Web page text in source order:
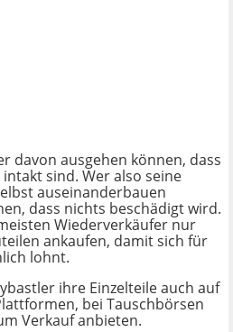
davon ausgehen können, dass
sind. Wer also seine
auseinanderbauen
dass nichts beschädigt wird.
Wiederverkäufer nur
ankaufen, damit sich für
lohnt.
ihre Einzelteile auch auf
bei Tauschbörsen
Verkauf anbieten.